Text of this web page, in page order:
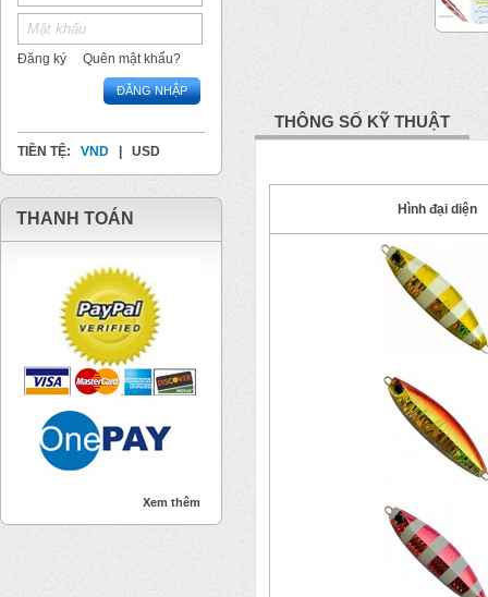
Đăng ký Quên mật khẩu?
ĐĂNG NHẬP
TIỀN TỆ: VND USD
THANH TOÁN
Xem thêm
THÔNG SỐ KỸ THUẬT
Hình đại diện